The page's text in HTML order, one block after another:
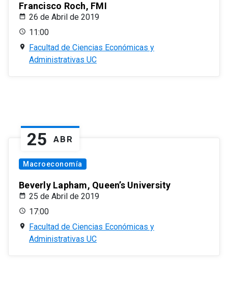
Francisco Roch, FMI
26 de Abril de 2019
11:00
Facultad de Ciencias Económicas y
Administrativas UC
25 ABR
Macroeconomía
Beverly Lapham, Queen’s University
25 de Abril de 2019
17:00
Facultad de Ciencias Económicas y
Administrativas UC